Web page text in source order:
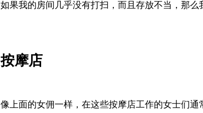
如果我的房间几乎没有打扫，而且存放不当，那么
按摩店
像上面的女佣一样，在这些按摩店工作的女士们